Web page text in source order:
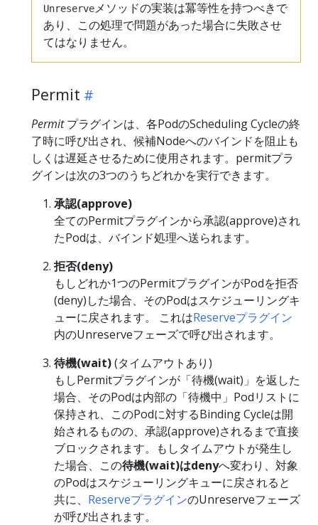
Unreserveメソッドの実装は冪等性を持つべきで
あり、この処理で問題があった場合に失敗させ
てはなりません。
Permit
Permitプラグインは、各PodのScheduling Cycleの終
了時に呼び出され、候補Nodeへのバインドを阻止も
しくは遅延させるために使用されます。permitプラ
グインは次の3つのうちどれかを実行できます。
承認(approve)
全てのPermitプラグインから承認(approve)され
たPodは、バインド処理へ送られます。
拒否(deny)
もしどれか1つのPermitプラグインがPodを拒否
(deny)した場合、そのPodはスケジューリングキ
ューに戻されます。 これはReserveプラグイン
内のUnreserveフェーズで呼び出されます。
待機(wait)(タイムアウトあり)
もしPermitプラグインが「待機(wait)」を返した
場合、そのPodは内部の「待機中」Podリストに
保持され、このPodに対するBinding Cycleは開
始されるものの、承認(approve)されるまで直接
ブロックされます。もしタイムアウトが発生し
た場合、この待機(wait)はdenyへ変わり、対象
のPodはスケジューリングキューに戻されると
共に、 ReserveプラグインのUnreserveフェーズ
が呼び出されます。